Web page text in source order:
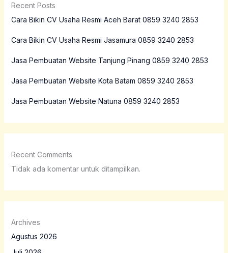
Recent Posts
Cara Bikin CV Usaha Resmi Aceh Barat 0859 3240 2853
Cara Bikin CV Usaha Resmi Jasamura 0859 3240 2853
Jasa Pembuatan Website Tanjung Pinang 0859 3240 2853
Jasa Pembuatan Website Kota Batam 0859 3240 2853
Jasa Pembuatan Website Natuna 0859 3240 2853
Recent Comments
Tidak ada komentar untuk ditampilkan.
Archives
Agustus 2026